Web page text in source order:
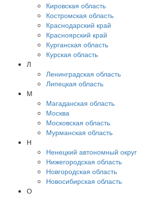
Кировская область
Костромская область
Краснодарский край
Красноярский край
Курганская область
Курская область
Л
Ленинградская область
Липецкая область
М
Магаданская область
Москва
Московская область
Мурманская область
Н
Ненецкий автономный округ
Нижегородская область
Новгородская область
Новосибирская область
О